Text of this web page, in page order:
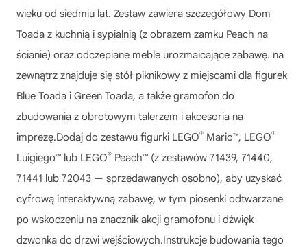
wieku od siedmiu lat. Zestaw zawiera szczegółowy Dom
Toada z kuchnią i sypialnią (z obrazem zamku Peach na
ścianie) oraz odczepiane meble urozmaicające zabawę. na
zewnątrz znajduje się stół piknikowy z miejscami dla figurek
Blue Toada i Green Toada, a także gramofon do
zbudowania z obrotowym talerzem i akcesoria na
imprezę.Dodaj do zestawu figurki LEGO® Mario™, LEGO®
Luigiego™ lub LEGO® Peach™ (z zestawów 71439, 71440,
71441 lub 72043 — sprzedawanych osobno), aby uzyskać
cyfrową interaktywną zabawę, w tym piosenki odtwarzane
po wskoczeniu na znacznik akcji gramofonu i dźwięk
dzwonka do drzwi wejściowych.Instrukcje budowania tego